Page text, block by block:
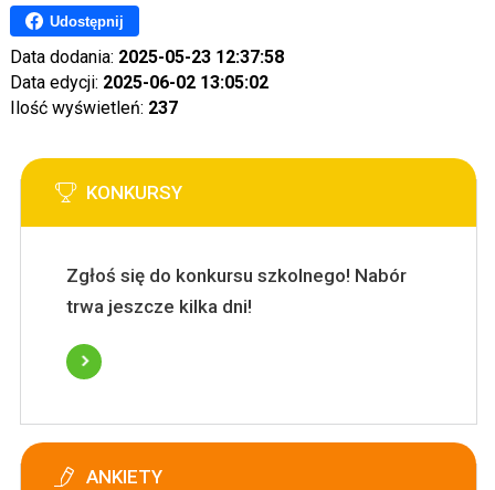
Udostępnij
Data dodania: 2025-05-23 12:37:58
Data edycji: 2025-06-02 13:05:02
Ilość wyświetleń: 237
KONKURSY
Zgłoś się do konkursu szkolnego! Nabór
trwa jeszcze kilka dni!
ANKIETY